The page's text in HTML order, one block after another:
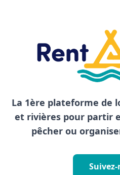
La 1ère plateforme de
et rivières pour partir
pêcher ou